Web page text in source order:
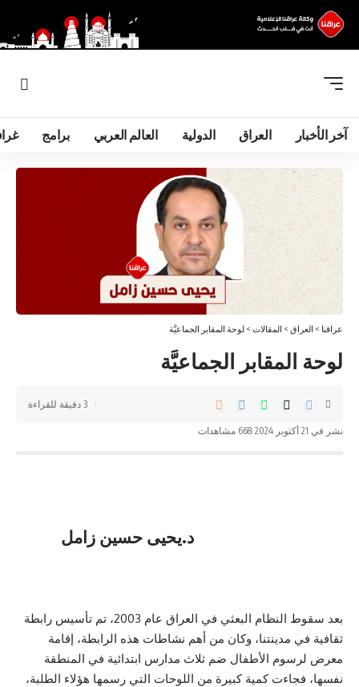
آخر الأخبار العراق الدولية العالم العربي برامج
عراقنا > العراق > المقالات > لوحة المقابر الجماعيَّة
لوحة المقابر الجماعيَّة
نشر في 21 أكتوبر 2024 668 مشاهدات
3 دقيقة للقراءة
د.يحيى حسين زامل
بعد سقوط النظام البعثي في العراق عام 2003، تم تأسيس رابطة
ثقافية في مدينتنا، وكان من أهم نشاطات هذه الرابطة، إقامة
معرض لرسوم الأطفال ضم ثلاث مدارس ابتدائية في المنطقة
نفسها، فجاءت كمية كبيرة من اللوحات التي رسمها هؤلاء الطلبة،